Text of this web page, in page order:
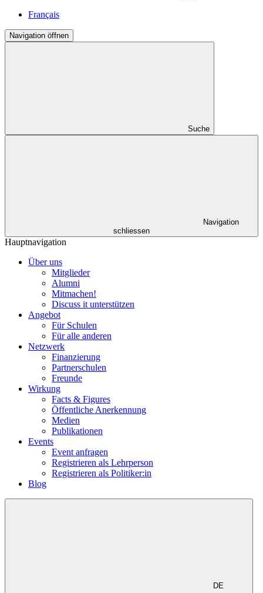
Français
Navigation öffnen
Suche
Navigation
schliessen
Hauptnavigation
Über uns
Mitglieder
Alumni
Mitmachen!
Discuss it unterstützen
Angebot
Für Schulen
Für alle anderen
Netzwerk
Finanzierung
Partnerschulen
Freunde
Wirkung
Facts & Figures
Öffentliche Anerkennung
Medien
Publikationen
Events
Event anfragen
Registrieren als Lehrperson
Registrieren als Politiker:in
Blog
DE